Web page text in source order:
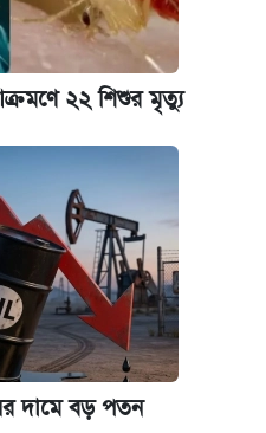
দালাল অ্যাডলফ
জেনে নিন পদ্ধতি
মার্কেট-দোকানপাট
আবেদন, জানাল কর্তৃপক্ষ
পর্যায়ে, যা জানালেন
২২ শিশুর মৃত্যু
দামে বড় পতন